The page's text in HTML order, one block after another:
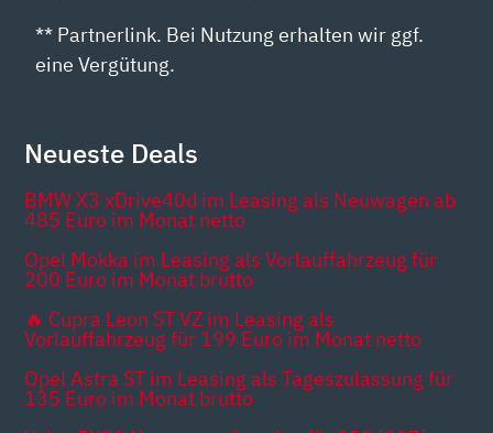
** Partnerlink. Bei Nutzung erhalten wir ggf.
eine Vergütung.
Neueste Deals
BMW X3 xDrive40d im Leasing als Neuwagen ab
485 Euro im Monat netto
Opel Mokka im Leasing als Vorlauffahrzeug für
200 Euro im Monat brutto
🔥 Cupra Leon ST VZ im Leasing als
Vorlauffahrzeug für 199 Euro im Monat netto
Opel Astra ST im Leasing als Tageszulassung für
135 Euro im Monat brutto